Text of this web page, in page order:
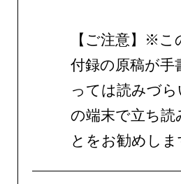
【ご注意】※
付録の原稿が
っては読みづ
の端末で立ち
とをお勧めしま